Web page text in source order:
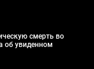
смерть во
об увиденном